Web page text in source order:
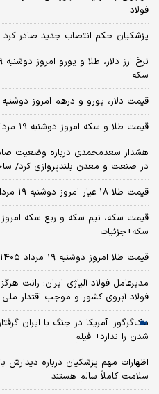
فولاد
پزشکیان حکم انتصاب جدید صادر کرد
سکه
قیمت دلار، یورو و درهم امروز دوشنبه ۱۹ مرداد ۱۴۰۵ |کاهش قیمت دلار
قیمت طلا و سکه امروز دوشنبه ۱۹ مرداد ۱۴۰۵/افزایش قیمت طلا و سکه
هشدار سعدمحمدی درباره وضعیت
در صنعت و معدن بلندپروازی کرد/
قیمت طلا ۱۸ عیار امروز دوشنبه ۱۹ مرداد ۱۴۰۵/ طلا گران شد+جزئیات
سکه+جزئیات
قیمت طلا امروز دوشنبه ۱۹ مرداد ۱۴۰۵/کاهش قیمت طلا
مدیرعامل فولاد آلیاژی ایران: رانت
فولاد آبروی کشور و موجب اقتدار
مک‌گرگور: آمریکا در جنگ با ایران
شدن را ندارد+ فیلم
اظهارات مهم پزشکیان درباره دیدارش
سلامت کاملاً سالم هستند